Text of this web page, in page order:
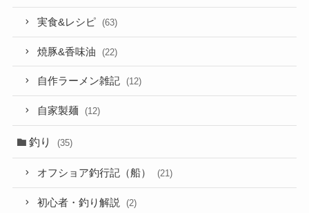
実食&レシピ (63)
焼豚&香味油 (22)
自作ラーメン雑記 (12)
自家製麺 (12)
釣り (35)
オフショア釣行記（船） (21)
初心者・釣り解説 (2)